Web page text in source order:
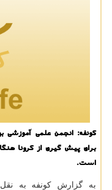
كونفه: انجمن علمی آموزشی
برای پیش گیری از كرونا
است.
به گزارش كونفه به نقل